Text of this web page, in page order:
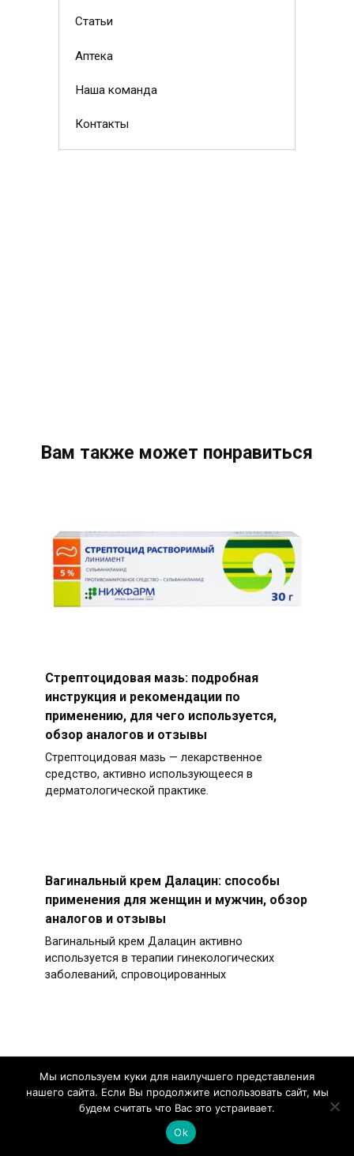
Статьи
Аптека
Наша команда
Контакты
Вам также может понравиться
Стрептоцидовая мазь: подробная
инструкция и рекомендации по
применению, для чего используется,
обзор аналогов и отзывы
Стрептоцидовая мазь — лекарственное
средство, активно использующееся в
дерматологической практике.
Вагинальный крем Далацин: способы
применения для женщин и мужчин, обзор
аналогов и отзывы
Вагинальный крем Далацин активно
используется в терапии гинекологических
заболеваний, спровоцированных
применению и отзывы
Неглубокие раны и порезы – неизменные
спутники каждого человека на протяжении
Мы используем куки для наилучшего представления
нашего сайта. Если Вы продолжите использовать сайт, мы
будем считать что Вас это устраивает.
Ok